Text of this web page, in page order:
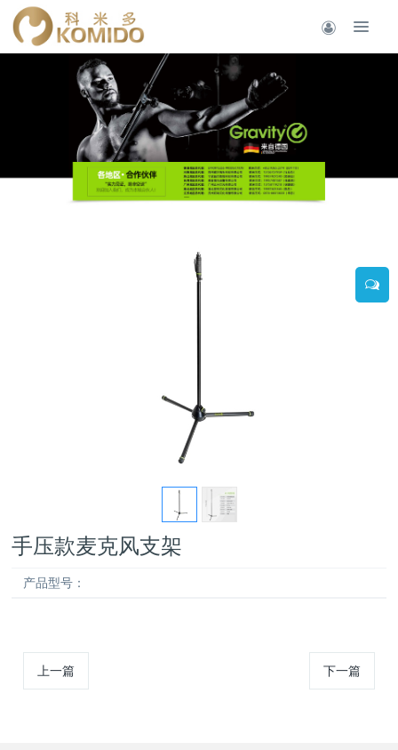
手压款麦克风支架
产品型号：
上一篇 下一篇